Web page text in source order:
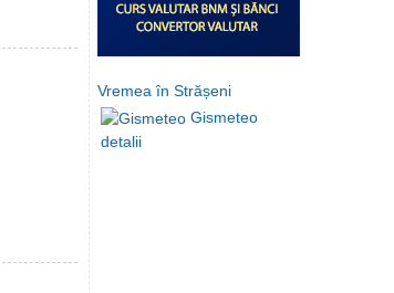
Vremea în Strășeni
Gismeteo
detalii